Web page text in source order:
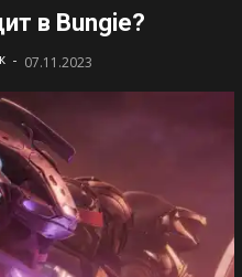
в Bungie?
- 07.11.2023